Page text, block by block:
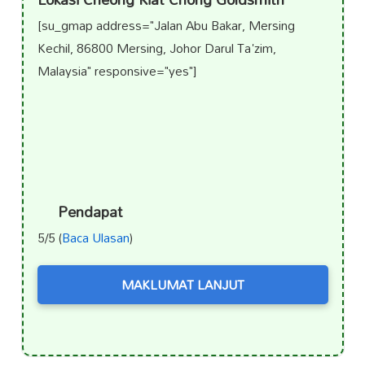
[su_gmap address="Jalan Abu Bakar, Mersing
Kechil, 86800 Mersing, Johor Darul Ta'zim,
Malaysia" responsive="yes"]
Pendapat
5/5 (Baca Ulasan)
MAKLUMAT LANJUT